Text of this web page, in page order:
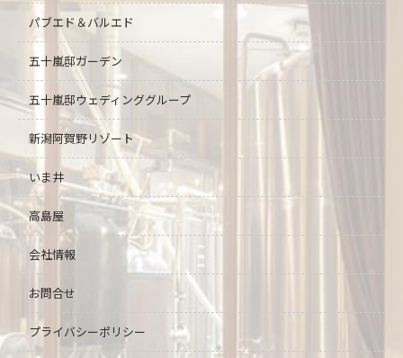
パブエド＆バルエド
五十嵐邸ガーデン
五十嵐邸ウェディンググループ
新潟阿賀野リゾート
いま井
高島屋
会社情報
お問合せ
プライバシーポリシー